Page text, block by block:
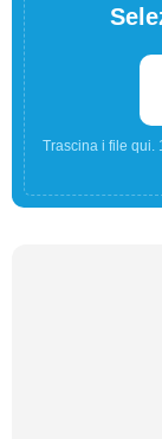
Trascina i file qui.